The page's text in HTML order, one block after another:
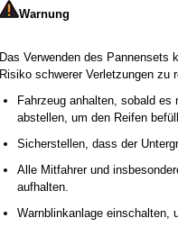
Warnung
Das Verwenden des Pannensets
Risiko schwerer Verletzungen zu
Fahrzeug anhalten, sobald
abstellen, um den Reifen
Sicherstellen, dass der
Alle Mitfahrer und
aufhalten.
Warnblinkanlage einschalten,